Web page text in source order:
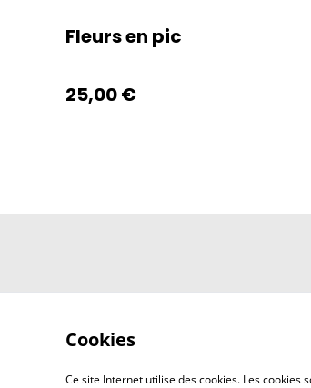
Fleurs en pic
25,00 €
Cookies
Ce site Internet utilise des cookies. Les